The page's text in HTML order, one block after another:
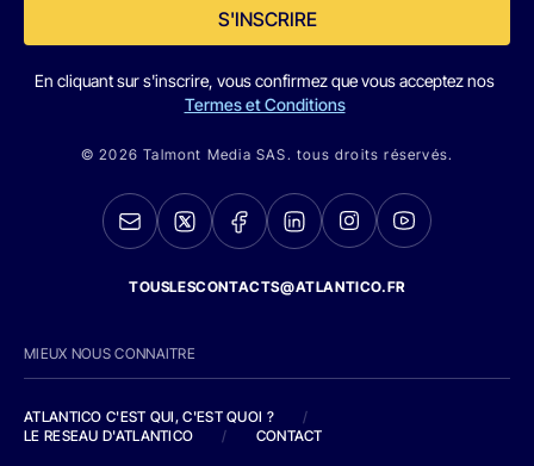
S'INSCRIRE
En cliquant sur s'inscrire, vous confirmez que vous acceptez nos
Termes et Conditions
© 2026 Talmont Media SAS. tous droits réservés.
TOUSLESCONTACTS@ATLANTICO.FR
MIEUX NOUS CONNAITRE
ATLANTICO C'EST QUI, C'EST QUOI ?
/
LE RESEAU D'ATLANTICO
/ CONTACT